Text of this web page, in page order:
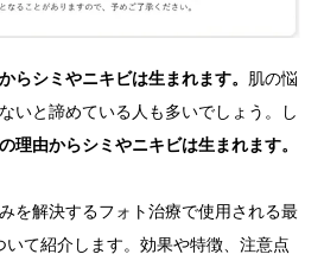
らシミやニキビは生まれます。 肌の悩
いと諦めている人も多いでしょう。し
理由からシミやニキビは生まれます。
を解決するフォト治療で使用される最
て紹介します。効果や特徴、注意点